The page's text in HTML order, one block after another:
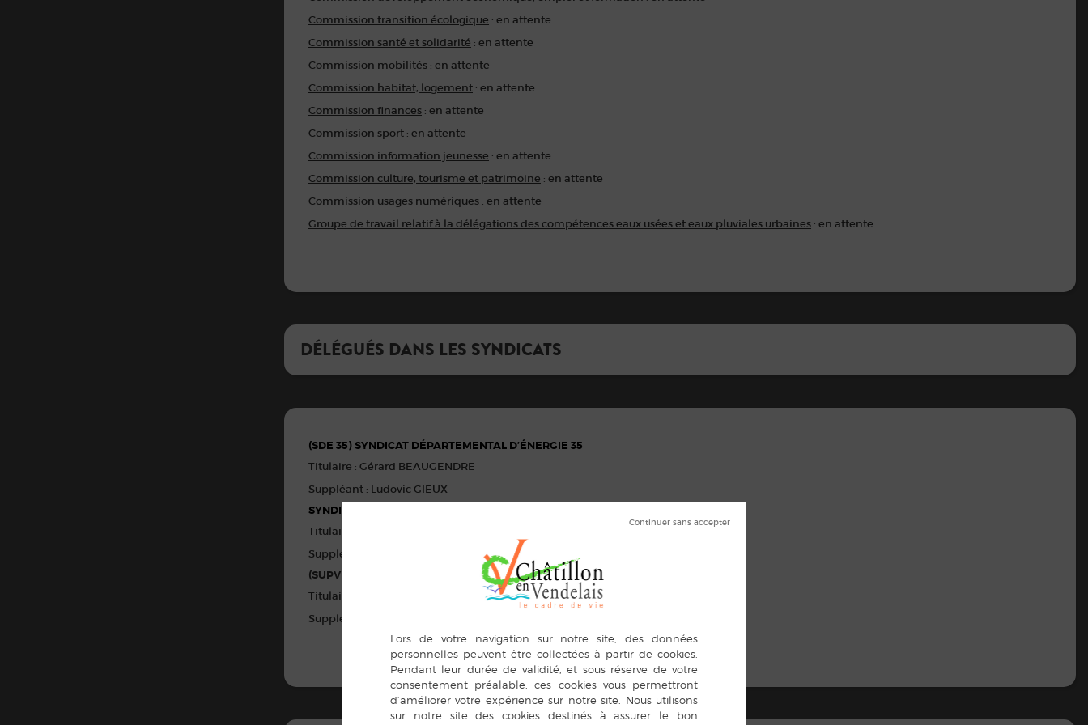
Commission transition écologique : en attente
Commission santé et solidarité : en attente
Commission mobilités : en attente
Commission habitat, logement : en attente
Commission finances : en attente
Commission sport : en attente
Commission information jeunesse : en attente
Commission culture, tourisme et patrimoine : en attente
Commission usages numériques : en attente
Groupe de travail relatif à la délégations des compétences eaux usées et eaux pluviales urbaines : en attente
DÉLÉGUÉS DANS LES SYNDICATS
(SDE 35) SYNDICAT DÉPARTEMENTAL D’ÉNERGIE 35
Titulaire : Gérard BEAUGENDRE
Suppléant : Ludovic GIEUX
SYNDICAT DU BASSIN VERSANT DE LA VILAINE AMONT
Titulaire : Gérard BEAUGENDRE
Suppléante : Michèle PAQUET
(SUPV) SYNDICAT URBANISME DU PAYS DE VITRÉ
Titulaire : Gérard BEAUGENDRE
Suppléante : Michèle PAQUET